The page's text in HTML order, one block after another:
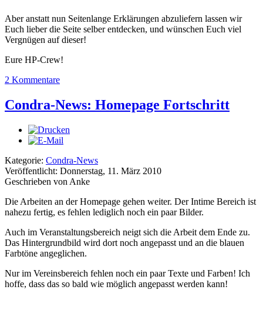
Aber anstatt nun Seitenlange Erklärungen abzuliefern lassen wir
Euch lieber die Seite selber entdecken, und wünschen Euch viel
Vergnügen auf dieser!
Eure HP-Crew!
2 Kommentare
Condra-News: Homepage Fortschritt
Kategorie: Condra-News
Veröffentlicht: Donnerstag, 11. März 2010
Geschrieben von Anke
Die Arbeiten an der Homepage gehen weiter. Der Intime Bereich ist
nahezu fertig, es fehlen lediglich noch ein paar Bilder.
Auch im Veranstaltungsbereich neigt sich die Arbeit dem Ende zu.
Das Hintergrundbild wird dort noch angepasst und an die blauen
Farbtöne angeglichen.
Nur im Vereinsbereich fehlen noch ein paar Texte und Farben! Ich
hoffe, dass das so bald wie möglich angepasst werden kann!